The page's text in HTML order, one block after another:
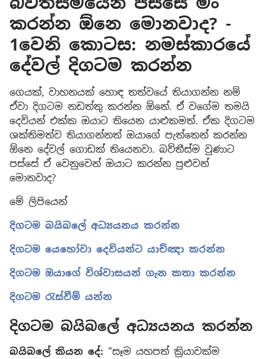
කරන්න ඕනෙ මොනවාද? -
1වෙනි කොටස: නමස්කාරයේ
දේවල් දිගටම කරන්න
ගෙයක්, වාහනයක් හොඳ තත්වයේ තියාගන්න නම්
ඒවා දිගටම නඩත්තු කරන්න ඕනේ. ඒ වගේම තමයි
දෙවියන් එක්ක ඔයාට තියෙන යාළුකමත්. ඒක දිගටම
ශක්තිමත්ව තියාගන්නත් ඔයාගේ පැත්තෙන් කරන්න
ඕනෙ දේවල් ගොඩක් තියෙනවා. බව්තීස්ම වුණාට
පස්සේ ඒ වෙනුවෙන් ඔයාට කරන්න පුළුවන්
මොනවාද?
මේ ලිපියෙන්
දිගටම බයිබලේ අධ්‍යයනය කරන්න
දිගටම යෙහෝවා දෙවියන්ට යාච්ඤා කරන්න
දිගටම ඔයාගේ විශ්වාසයන් ගැන කතා කරන්න
දිගටම රැස්වීම් යන්න
දිගටම බයිබලේ අධ්‍යයනය කරන්න
බයිබලේ කියන දේ: “සෑම යහපත් ක්‍රියාවක්ම